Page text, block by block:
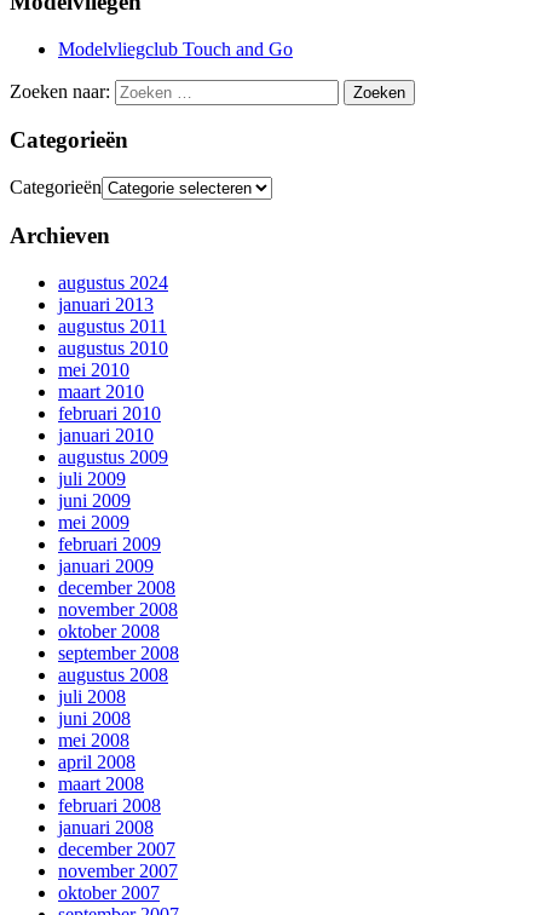
Modelvliegclub Touch and Go
Zoeken naar:
Categorieën
Categorieën
Archieven
augustus 2024
januari 2013
augustus 2011
augustus 2010
mei 2010
maart 2010
februari 2010
januari 2010
augustus 2009
juli 2009
juni 2009
mei 2009
februari 2009
januari 2009
december 2008
november 2008
oktober 2008
september 2008
augustus 2008
juli 2008
juni 2008
mei 2008
april 2008
maart 2008
februari 2008
januari 2008
december 2007
november 2007
oktober 2007